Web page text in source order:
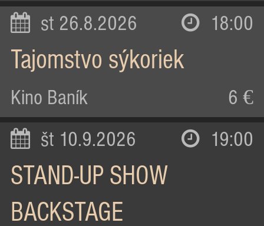
st 26.8.2026 18:00
Tajomstvo sýkoriek
Kino Baník 6 €
št 10.9.2026 19:00
STAND-UP SHOW
BACKSTAGE